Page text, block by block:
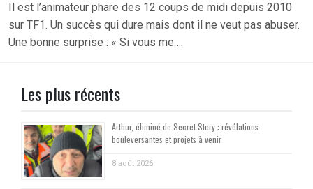
Il est l’animateur phare des 12 coups de midi depuis 2010
sur TF1. Un succès qui dure mais dont il ne veut pas abuser.
Une bonne surprise : « Si vous me….
Les plus récents
Arthur, éliminé de Secret Story : révélations
bouleversantes et projets à venir
8 août 2026